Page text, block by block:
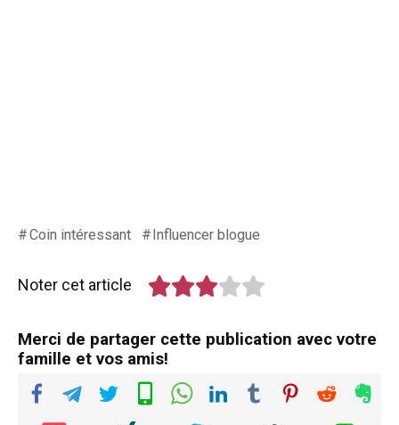
Coin intéressant Influencer blogue
Noter cet article
Merci de partager cette publication avec votre
famille et vos amis!